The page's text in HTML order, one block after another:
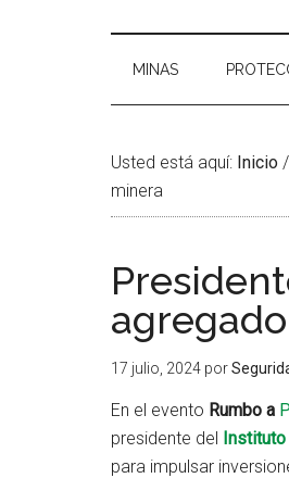
MINAS
Usted está aquí: Inicio /
minera
17 julio, 2024 por
En el evento Rumbo a
presidente del
para impulsar